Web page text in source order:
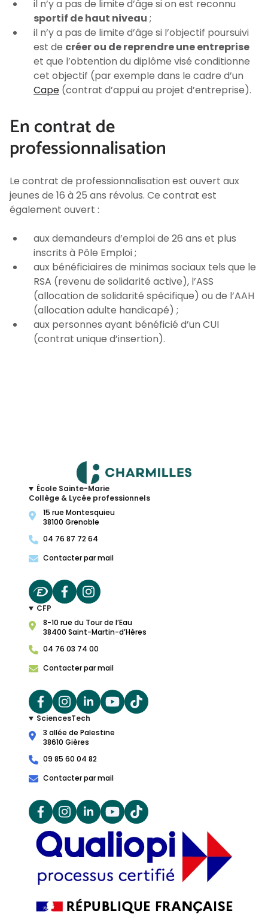
il n’y a pas de limite d’âge si on est reconnu
sportif de haut niveau ;
il n’y a pas de limite d’âge si l’objectif poursuivi
est de créer ou de reprendreune entreprise
et que l’obtention du diplôme visé conditionne
cet objectif (par exemple dans le cadre d’un
Cape (contrat d’appui au projet d’entreprise).
En contrat de
professionnalisation
Le contrat de professionnalisation est ouvert aux
jeunes de 16 à 25 ans révolus. Ce contrat est
également ouvert :
aux demandeurs d’emploi de 26 ans et plus
inscrits à Pôle Emploi ;
aux bénéficiaires de minimas sociaux tels que le
RSA (revenu de solidarité active), l’ASS
(allocation de solidarité spécifique) ou de l’AAH
(allocation adulte handicapé) ;
aux personnes ayant bénéficié d’un CUI
(contrat unique d’insertion).
École Sainte-Marie
Collège & Lycée professionnels
15 rue Montesquieu
38100 Grenoble
04 76 87 72 64
Contacter par mail
CFP
8-10 rue du Tour de l’Eau
38400 Saint-Martin-d’Hères
04 76 03 74 00
Contacter par mail
SciencesTech
3 allée de Palestine
38610 Gières
09 85 60 04 82
Contacter par mail